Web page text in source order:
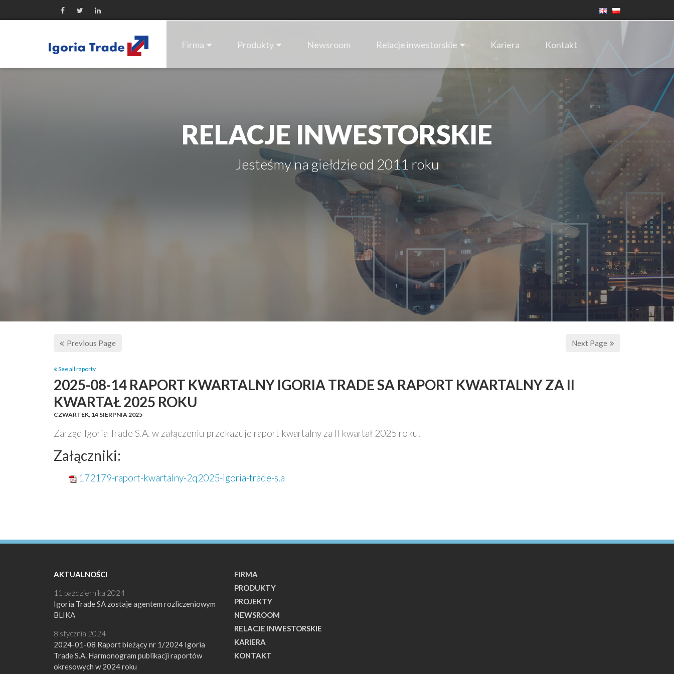
Firma Produkty Newsroom Relacje inwestorskie Kariera Kontakt
RELACJE INWESTORSKIE
Jesteśmy na giełdzie od 2011 roku
Previous Page Next Page
See all raporty
2025-08-14 RAPORT KWARTALNY IGORIA TRADE SA RAPORT KWARTALNY ZA II
KWARTAŁ 2025 ROKU
CZWARTEK, 14 SIERPNIA 2025
Zarząd Igoria Trade S.A. w załączeniu przekazuje raport kwartalny za II kwartał 2025 roku.
Załączniki:
172179-raport-kwartalny-2q2025-igoria-trade-s.a
AKTUALNOŚCI
Igoria Trade SA zostaje agentem rozliczeniowym
BLIKA
11 października 2024
2024-01-08 Raport bieżący nr 1/2024 Igoria
Trade S.A. Harmonogram publikacji raportów
okresowych w 2024 roku
8 stycznia 2024
FIRMA
PRODUKTY
PROJEKTY
NEWSROOM
RELACJE INWESTORSKIE
KARIERA
KONTAKT